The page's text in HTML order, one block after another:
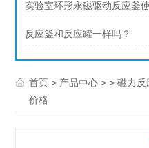
实验室环形永磁驱动反应釜
反应釜和反应罐一样吗？
首页 > 产品中心 > >磁力反
价格